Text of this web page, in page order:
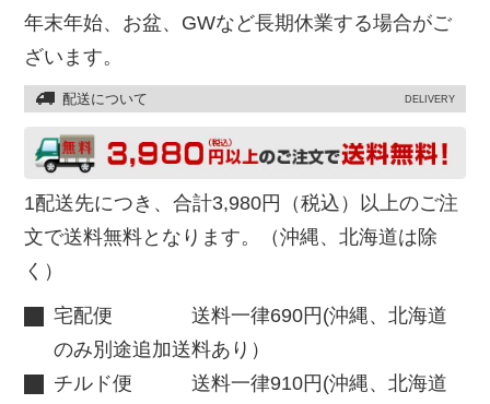
年末年始、お盆、GWなど長期休業する場合がご
ざいます。
配送について DELIVERY
1配送先につき、合計3,980円（税込）以上のご注
文で送料無料となります。（沖縄、北海道は除
く）
宅配便 送料一律690円(沖縄、北海道
のみ別途追加送料あり）
チルド便 送料一律910円(沖縄、北海道